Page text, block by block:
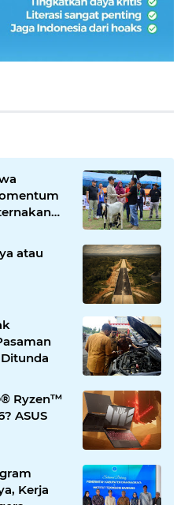
atau
Ryzen™
ASUS
Kerja